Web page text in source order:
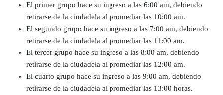
El primer grupo hace su ingreso a las 6:00 am, debiendo
retirarse de la ciudadela al promediar las 10:00 am.
El segundo grupo hace su ingreso a las 7:00 am, debiendo
retirarse de la ciudadela al promediar las 11:00 am.
El tercer grupo hace su ingreso a las 8:00 am, debiendo
retirarse de la ciudadela al promediar las 12:00 am.
El cuarto grupo hace su ingreso a las 9:00 am, debiendo
retirarse de la ciudadela al promediar las 13:00 horas.